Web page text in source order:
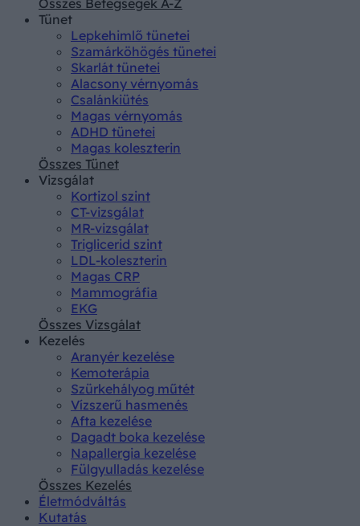
Tünet
Lepkehimlő tünetei
Szamárköhögés tünetei
Skarlát tünetei
Alacsony vérnyomás
Csalánkiütés
Magas vérnyomás
ADHD tünetei
Magas koleszterin
Összes Tünet
Vizsgálat
Kortizol szint
CT-vizsgálat
MR-vizsgálat
Triglicerid szint
LDL-koleszterin
Magas CRP
Mammográfia
EKG
Összes Vizsgálat
Kezelés
Aranyér kezelése
Kemoterápia
Szürkehályog műtét
Vízszerű hasmenés
Afta kezelése
Dagadt boka kezelése
Napallergia kezelése
Fülgyulladás kezelése
Összes Kezelés
Életmódváltás
Kutatás